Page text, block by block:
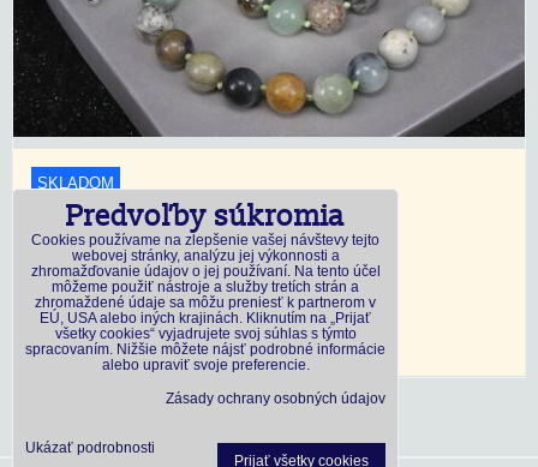
SKLADOM
18,45 €s DPH
Dostupnosť:Skladom
ks DO KOŠÍKA
Predvoľby súkromia
Cookies používame na zlepšenie vašej návštevy tejto
webovej stránky, analýzu jej výkonnosti a
zhromažďovanie údajov o jej používaní. Na tento účel
môžeme použiť nástroje a služby tretích strán a
zhromaždené údaje sa môžu preniesť k partnerom v
EÚ, USA alebo iných krajinách. Kliknutím na „Prijať
všetky cookies“ vyjadrujete svoj súhlas s týmto
spracovaním. Nižšie môžete nájsť podrobné informácie
alebo upraviť svoje preferencie.
Zásady ochrany osobných údajov
Ukázať podrobnosti
Prijať všetky cookies